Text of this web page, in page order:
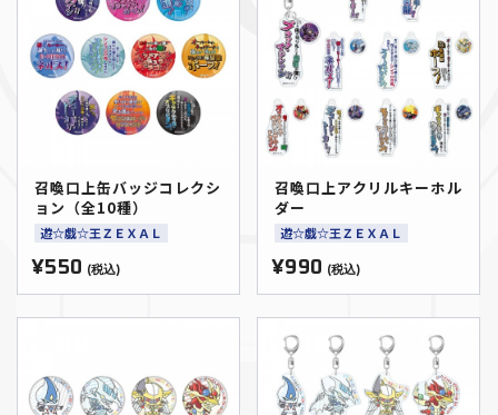
召喚口上缶バッジコレクシ
ョン（全10種）
遊☆戯☆王ＺＥＸＡＬ
¥550 (税込)
召喚口上アクリルキーホル
ダー
遊☆戯☆王ＺＥＸＡＬ
¥990 (税込)